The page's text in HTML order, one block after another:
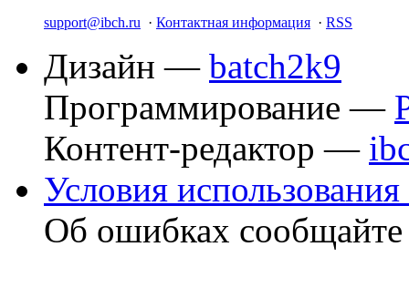
support@ibch.ru · Контактная информация · RSS
Дизайн — batch2k9
Программирование —
Контент-редактор —
Условия использования
Об ошибках